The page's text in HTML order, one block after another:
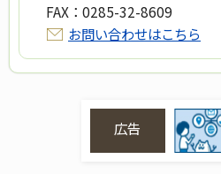
FAX： 0285-32-8609
お問い合わせはこちら
広告